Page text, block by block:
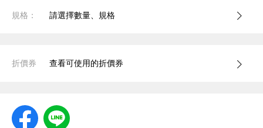
規格： 請選擇數量、規格
折價券 查看可使用的折價券